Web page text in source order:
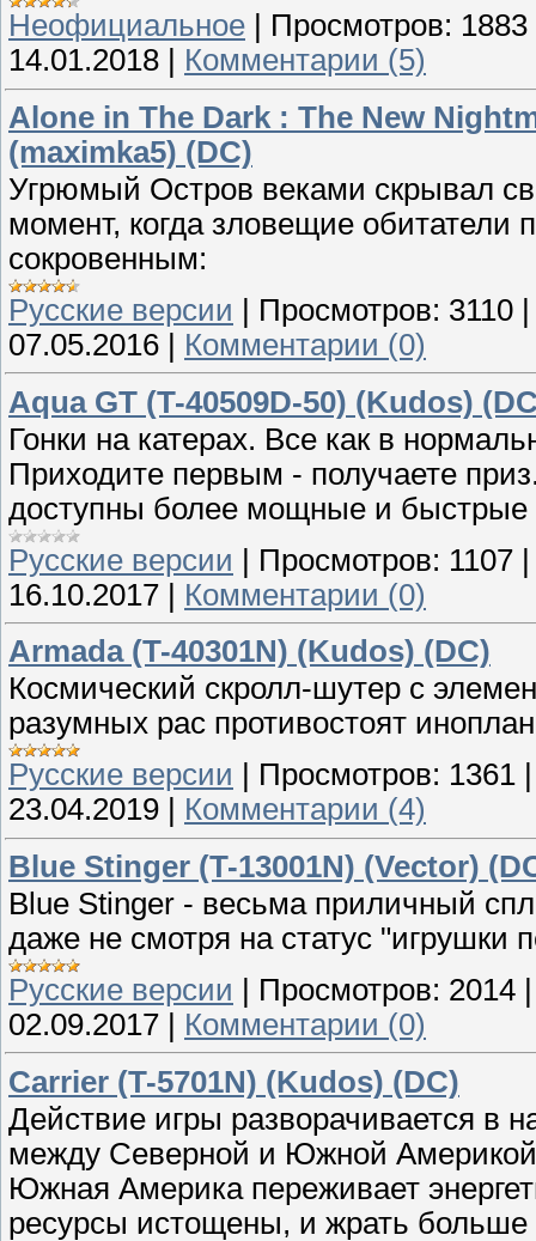
Неофициальное Просмотров: 1883
14.01.2018
Комментарии (5)
Alone in The Dark : The New
(maximka5) (DC)
Угрюмый Остров веками скрывал
момент, когда зловещие обитатели
сокровенным:
Русские версии
Просмотров: 3110
07.05.2016
Комментарии (0)
Aqua GT (T-40509D-50) (Kudos)
Гонки на катерах. Все как в
Приходите первым - получаете
доступны более мощные и быстрые
Русские версии | Просмотров: 1107
16.10.2017 | Комментарии (0)
Armada (T-40301N) (Kudos) (DC)
Космический скролл-шутер с
разумных рас противостоят
Русские версии
Просмотров: 1361
23.04.2019
Комментарии (4)
Blue Stinger (T-13001N) (Vector)
Blue Stinger - весьма приличный
даже не смотря на статус "игрушки
Русские версии
Просмотров: 2014
02.09.2017
Комментарии (0)
Carrier (T-5701N) (Kudos) (DC)
Действие игры разворачивается в
между Северной и Южной Америкой
Южная Америка переживает
ресурсы истощены, и жрать больше